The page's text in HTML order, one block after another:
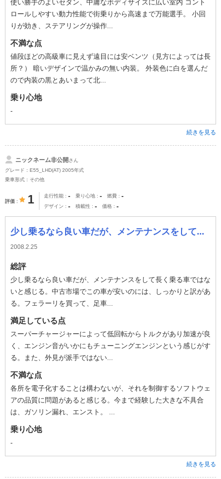
使い勝手のよいセダン、中庸なボディサイズに広い室内 コント
ロールしやすい動力性能で街乗りから高速まで万能選手。 小回
りが効き、ステアリングが操作...
不満な点
値段ほどの高級車に見えず遠目には安ベンツ（見方によっては長
所？） 暗いデザインで温かみの無い内装。 外装色に白を選んだ
ので内装の黒とあいまって北...
乗り心地
-
続きを見る
ニックネーム非公開さん
グレード：E55_LHD(AT) 2005年式
乗車形式：その他
評価 1 走行性能 - 乗り心地 - 燃費 -
デザイン - 積載性 - 価格 -
少し乗るなら良い車だが、メンテナンスをして...
2008.2.25
総評
少し乗るなら良い車だが、メンテナンスをして長く乗る車ではな
いと感じる。中古市場でこの車が安いのには、しっかりと訳があ
る。フェラーリを買って、足車...
満足している点
スーパーチャージャーによって低回転からトルクがあり加速が良
く、エンジン音がいかにもチューニングエンジンという感じがす
る。また、外見が派手ではない...
不満な点
各所を電子化することは構わないが、それを制御するソフトウェ
アの品質に問題があると感じる。今まで経験した大きな不具合
は、ガソリン漏れ、エンスト。 ...
乗り心地
-
続きを見る